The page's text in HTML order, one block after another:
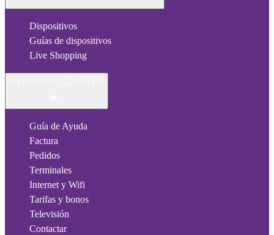
Dispositivos
Guías de dispositivos
Live Shopping
Guía de Ayuda
Factura
Pedidos
Terminales
Internet y Wifi
Tarifas y bonos
Televisión
Contactar